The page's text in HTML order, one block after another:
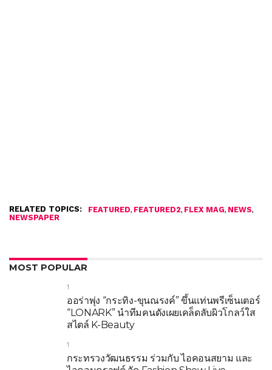
RELATED TOPICS: FEATURED, FEATURED2, FLEX MAG, NEWS,
NEWSPAPER
MOST POPULAR
1
ออร่าพุ่ง “กระทิง-ขุนณรงค์” ขึ้นแท่นพรีเซ็นเตอร์
“LONARK” นำทีมคนดังเผยเคล็ดลับผิวโกลว์ใส
สไตล์ K-Beauty
1
กระทรวงวัฒนธรรม ร่วมกับ ไอคอนสยาม และ